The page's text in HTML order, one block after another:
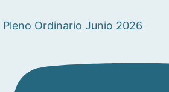
Pleno Ordinario Junio 2026